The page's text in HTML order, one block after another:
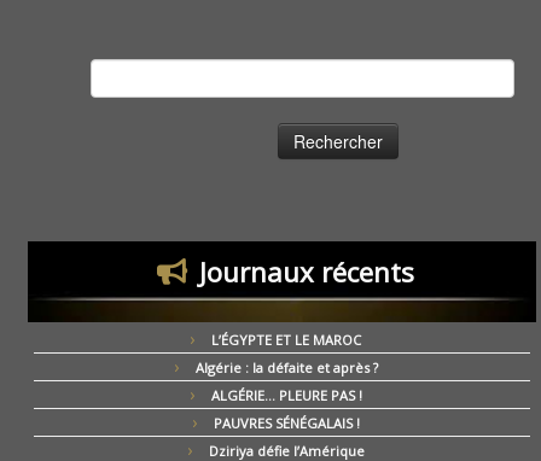
Journaux récents
L’ÉGYPTE ET LE MAROC
Algérie : la défaite et après ?
ALGÉRIE… PLEURE PAS !
PAUVRES SÉNÉGALAIS !
Dziriya défie l’Amérique